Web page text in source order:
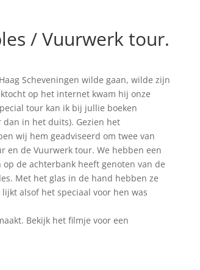
/ Vuurwerk tour.
Scheveningen wilde gaan, wilde zijn
op het internet kwam hij onze
tour kan ik bij jullie boeken
dan in het duits). Gezien het
wij hem geadviseerd om twee van
en de Vuurwerk tour. We hebben een
de achterbank heeft genoten van de
Met het glas in de hand hebben ze
alsof het speciaal voor hen was
Bekijk het filmje voor een